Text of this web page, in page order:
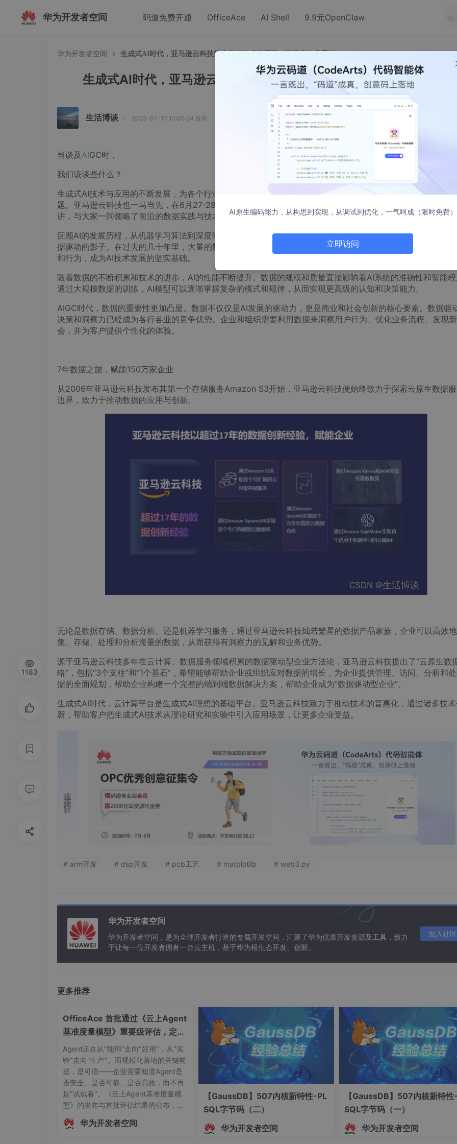
华为开发者空间 码道免费开通 OfficeAce AI Shell 9.9元OpenClaw
华为开发者空间 生成式AI时代，亚马逊云科技致力推动技术的普惠，让更多企业受益
生成式AI时代，亚马逊云科技致力推动技术的普惠，让更多企业受益
生活博谈 · 2023-07-17 15:05:54 发布
当谈及AIGC时，
我们该谈些什么？
生成式AI技术与应用的不断发展，为各个行业都注入了全新的机会与活力。AIGC成为了今年最为激动人心的技
题。亚马逊云科技也一马当先，在6月27-28日，2023亚马逊云科技中国峰会上分享了基于“数据驱动企业”主题
讲，与大家一同领略了前沿的数据实践与技术视野。
回顾AI的发展历程，从机器学习算法到深度学习和强化学习，再到今天的生成式AI，几次技术突破的背后，都
据驱动的影子。在过去的几十年里，大量的数据被收集、存储和分析，这些数据包含着人类创造的大量的知识
和行为，成为AI技术发展的坚实基础。
随着数据的不断积累和技术的进步，AI的性能不断提升。数据的规模和质量直接影响着AI系统的准确性和智能
通过大规模数据的训练，AI模型可以逐渐掌握复杂的模式和规律，从而实现更高级的认知和决策能力。
AIGC时代，数据的重要性更加凸显。数据不仅仅是AI发展的驱动力，更是商业和社会创新的核心要素。数据驱
决策和洞察力已经成为各行各业的竞争优势。企业和组织需要利用数据来洞察用户行为、优化业务流程、发现
会，并为客户提供个性化的体验。
7年数据之旅，赋能150万家企业
从2006年亚马逊云科技发布其第一个存储服务Amazon S3开始，亚马逊云科技便始终致力于探索云原生数据
边界，致力于推动数据的应用与创新。
无论是数据存储、数据分析、还是机器学习服务，通过亚马逊云科技灿若繁星的数据产品家族，企业可以高效
集、存储、处理和分析海量的数据，从而获得有洞察力的见解和业务优势。
源于亚马逊云科技多年在云计算、数据服务领域积累的数据驱动型企业方法论，亚马逊云科技提出了“云原生数
略”，包括“3个支柱”和“1个基石”，希望能够帮助企业或组织应对数据的增长，为企业提供管理、访问、分析和
据的全面规划，帮助企业构建一个完整的端到端数据解决方案，帮助企业成为“数据驱动型企业”。
生成式AI时代，云计算平台是生成式AI理想的基础平台。亚马逊云科技致力于推动技术的普惠化，通过诸多技
新，帮助客户把生成式AI技术从理论研究和实验中引入应用场景，让更多企业受益。
推荐内容
# arm开发 # dsp开发 # pcb工艺 # matplotlib # web3.py
华为开发者空间
华为开发者空间，是为全球开发者打造的专属开发空间，汇聚了华为优质开发资源及工具，致力
于让每一位开发者拥有一台云主机，基于华为根生态开发、创新。
加入社区
更多推荐
OfficeAce 首批通过《云上Agent
基准度量模型》重要级评估，定义
智能体可信新标杆
Agent正在从"能用"走向"好用"，从"实
验"走向"生产"。而规模化落地的关键前
提，是可信——企业需要知道Agent是
否安全、是否可靠、是否高效，而不再
是"试试看"。《云上Agent基准度量模
型》的发布与首批评估结果的公布，标
志着中国Agent产业正式迈入"有标可
依、有尺可量"的新阶段。OfficeAce 首
华为开发者空间
【GaussDB】507内核新特性-PL
SQL字节码（二）
华为开发者空间
【GaussDB】507内核新特性
SQL字节码（一）
华为开发者空间
1183
AI原生编码能力，从构思到实现，从调试到优化，一气呵成（限时免费）
立即访问